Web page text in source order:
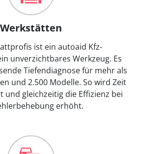
Werkstätten
ist ein autoaid Kfz-
unverzichtbares Werkzeug. Es
Tiefendiagnose für mehr als
und 2.500 Modelle. So wird Zeit
und gleichzeitig die Effizienz bei
erhöht.